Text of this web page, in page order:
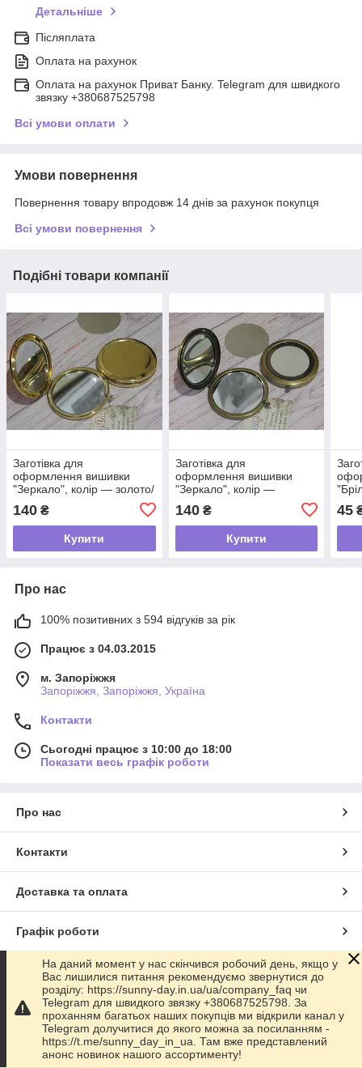
Детальніше
Післяплата
Оплата на рахунок
Оплата на рахунок Приват Банку. Telegram для швидкого
звязку +380687525798
Всі умови оплати
Умови повернення
Повернення товару впродовж 14 днів за рахунок покупця
Всі умови повернення
Подібні товари компанії
Заготівка для
оформлення вишивки
"Зеркало", колір — золото/
140 ₴
Купити
Заготівка для
оформлення вишивки
"Зеркало", колір —
140₴
Купити
45
Про нас
100% позитивних з 594 відгуків за рік
Працює з 04.03.2015
м. Запоріжжя
Запоріжжя, Запоріжжя, Україна
Контакти
Сьогодні працює з 10:00 до 18:00
Показати весь графік роботи
Про нас
Контакти
Доставка та оплата
Графік роботи
Повна версія сайту
Сайт створено на маркетплейсі Prom.ua
Політика конфіденційності
На даний момент у нас скінчився робочий день, якщо у
Вас лишилися питання рекомендуємо звернутися до
розділу: https://sunny-day.in.ua/ua/company_faq чи
Telegram для швидкого звязку +380687525798. За
проханням багатьох наших покупців ми відкрили канал у
Telegram долучитися до якого можна за посиланням -
https://t.me/sunny_day_in_ua. Там вже представлений
анонс новинок нашого ассортименту!